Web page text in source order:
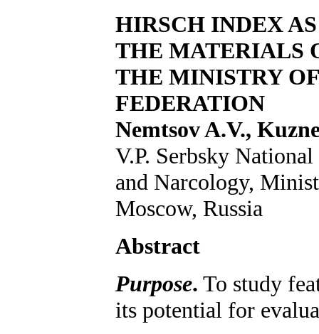
HIRSCH INDEX
THE MATERIALS
THE MINISTRY
FEDERATION
Nemtsov A.V.,
V.P. Serbsky
and Narcology,
Moscow, Russia
Abstract
Purpose. To study
its potential for